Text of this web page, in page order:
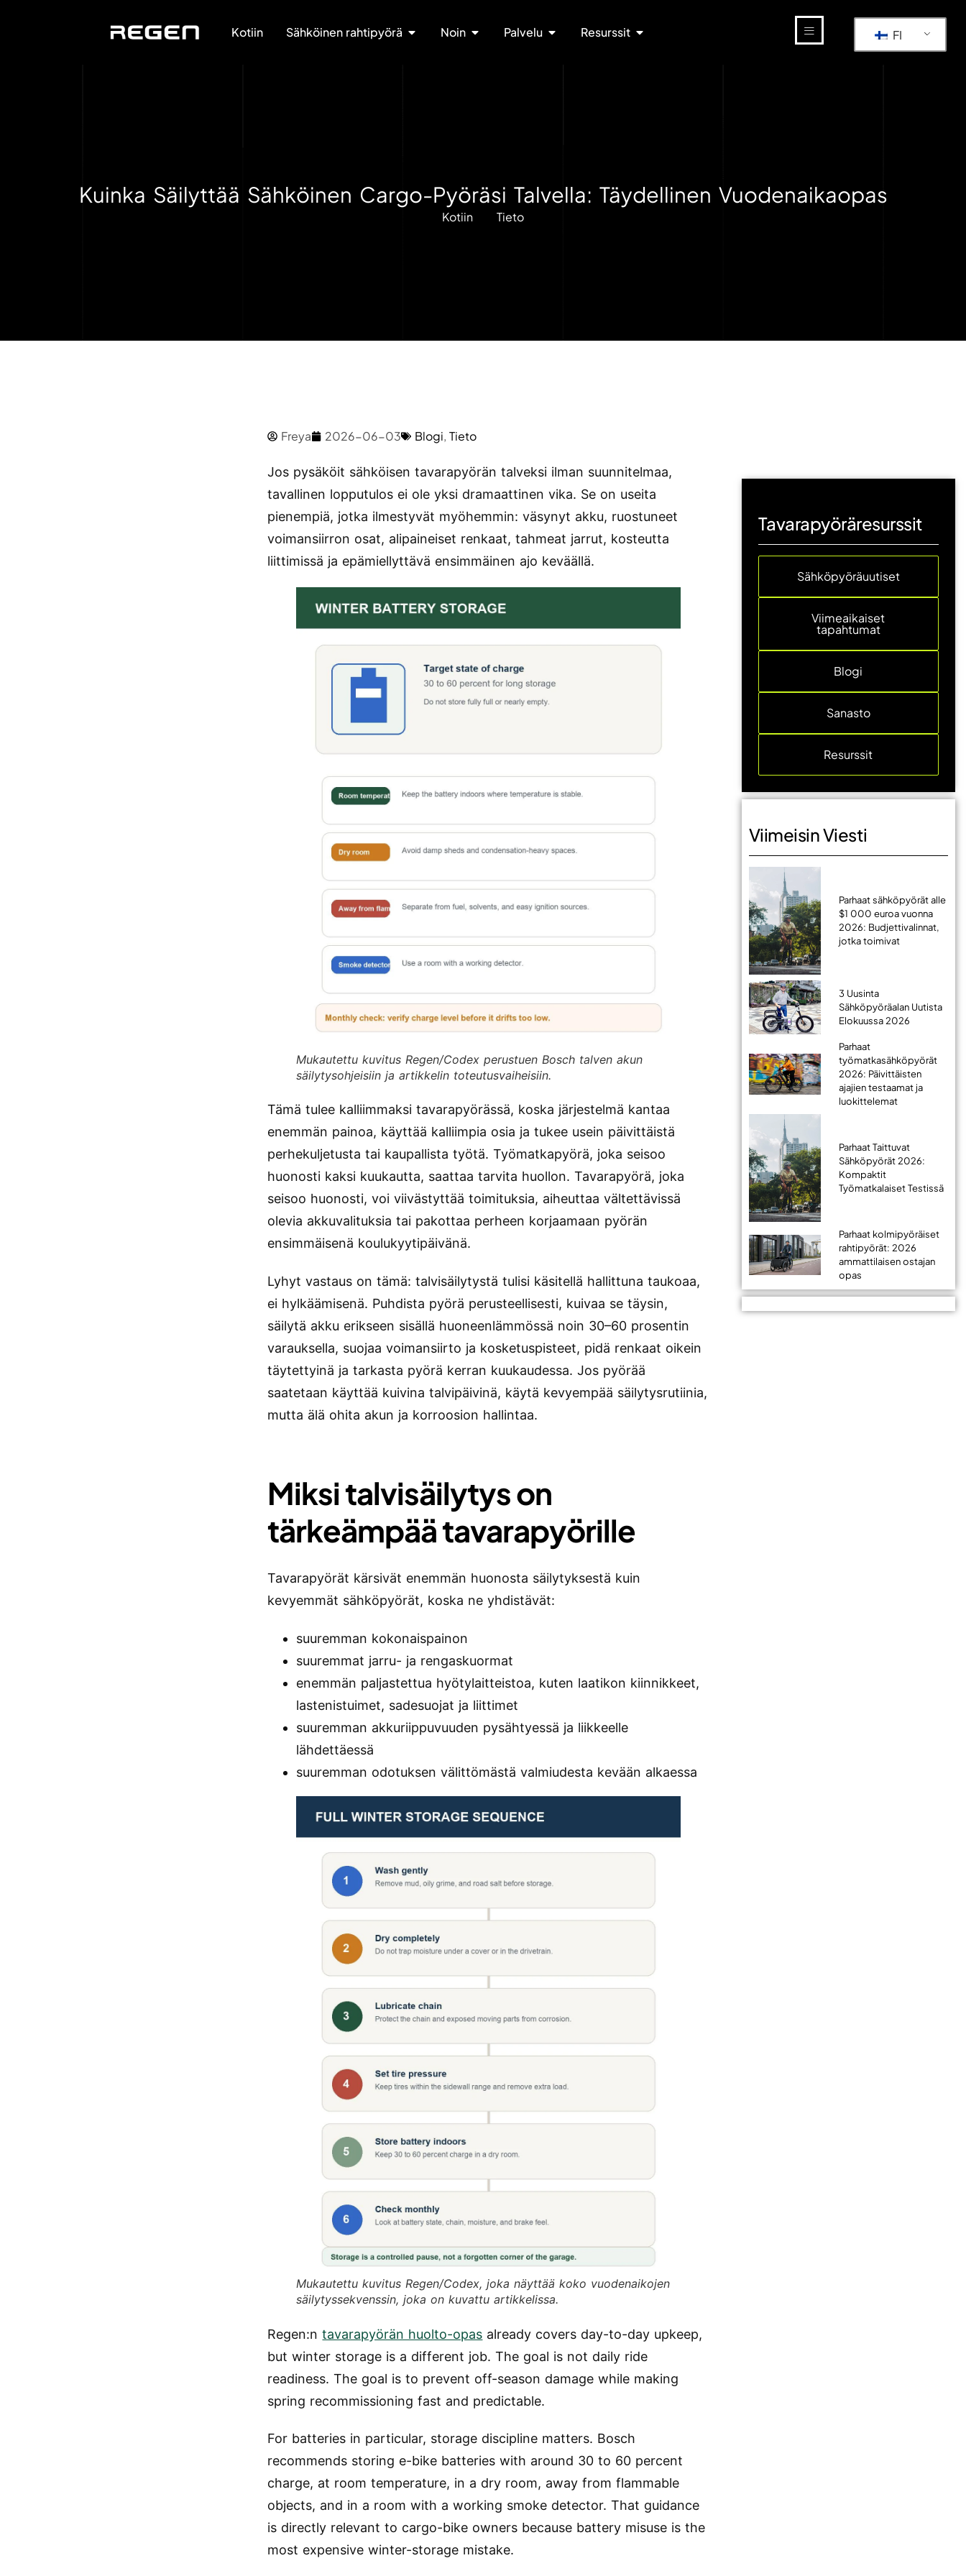
Kotiin Sähköinen rahtipyörä Noin Palvelu Resurssit FI
Kuinka Säilyttää Sähköinen Cargo-Pyöräsi Talvella: Täydellinen Vuodenaikaopas
Kotiin Tieto
Freya 2026-06-03 Blogi,Tieto
Jos pysäköit sähköisen tavarapyörän talveksi ilman suunnitelmaa,
tavallinen lopputulos ei ole yksi dramaattinen vika. Se on useita
pienempiä, jotka ilmestyvät myöhemmin: väsynyt akku, ruostuneet
voimansiirron osat, alipaineiset renkaat, tahmeat jarrut, kosteutta
liittimissä ja epämiellyttävä ensimmäinen ajo keväällä.
Mukautettu kuvitus Regen/Codex perustuen Bosch talven akun
säilytysohjeisiin ja artikkelin toteutusvaiheisiin.
Tämä tulee kalliimmaksi tavarapyörässä, koska järjestelmä kantaa
enemmän painoa, käyttää kalliimpia osia ja tukee usein päivittäistä
perhekuljetusta tai kaupallista työtä. Työmatkapyörä, joka seisoo
huonosti kaksi kuukautta, saattaa tarvita huollon. Tavarapyörä, joka
seisoo huonosti, voi viivästyttää toimituksia, aiheuttaa vältettävissä
olevia akkuvalituksia tai pakottaa perheen korjaamaan pyörän
ensimmäisenä koulukyytipäivänä.
Lyhyt vastaus on tämä: talvisäilytystä tulisi käsitellä hallittuna taukoaa,
ei hylkäämisenä. Puhdista pyörä perusteellisesti, kuivaa se täysin,
säilytä akku erikseen sisällä huoneenlämmössä noin 30–60 prosentin
varauksella, suojaa voimansiirto ja kosketuspisteet, pidä renkaat oikein
täytettyinä ja tarkasta pyörä kerran kuukaudessa. Jos pyörää
saatetaan käyttää kuivina talvipäivinä, käytä kevyempää säilytysrutiinia,
mutta älä ohita akun ja korroosion hallintaa.
Miksi talvisäilytys on
tärkeämpää tavarapyörille
Tavarapyörät kärsivät enemmän huonosta säilytyksestä kuin
kevyemmät sähköpyörät, koska ne yhdistävät:
suuremman kokonaispainon
suuremmat jarru- ja rengaskuormat
enemmän paljastettua hyötylaitteistoa, kuten laatikon kiinnikkeet,
lastenistuimet, sadesuojat ja liittimet
suuremman akkuriippuvuuden pysähtyessä ja liikkeelle
lähdettäessä
suuremman odotuksen välittömästä valmiudesta kevään alkaessa
Mukautettu kuvitus Regen/Codex, joka näyttää koko vuodenaikojen
säilytyssekvenssin, joka on kuvattu artikkelissa.
Regen:ntavarapyörän huolto-opas already covers day-to-day upkeep,
but winter storage is a different job. The goal is not daily ride
readiness. The goal is to prevent off-season damage while making
spring recommissioning fast and predictable.
For batteries in particular, storage discipline matters. Bosch
recommends storing e-bike batteries with around 30 to 60 percent
charge, at room temperature, in a dry room, away from flammable
objects, and in a room with a working smoke detector. That guidance
is directly relevant to cargo-bike owners because battery misuse is the
most expensive winter-storage mistake.
Tavarapyöräresurssit
Sähköpyöräuutiset
Viimeaikaiset
tapahtumat
Blogi
Sanasto
Resurssit
Viimeisin Viesti
Parhaat sähköpyörät alle
$1 000 euroa vuonna
2026: Budjettivalinnat,
jotka toimivat
3 Uusinta
Sähköpyöräalan Uutista
Elokuussa 2026
Parhaat
työmatkasähköpyörät
2026: Päivittäisten
ajajien testaamat ja
luokittelemat
Parhaat Taittuvat
Sähköpyörät 2026:
Kompaktit
Työmatkalaiset Testissä
Parhaat kolmipyöräiset
rahtipyörät: 2026
ammattilaisen ostajan
opas